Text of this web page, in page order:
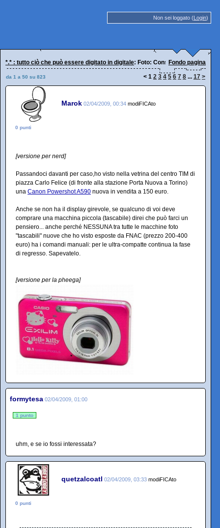
Non sei loggato (Login)
*.* : tutto ciò che può essere digitato in digitale: Foto: Consigli per gli acquisti
Fondo pagina
da 1 a 50 su 823 < 1 2 3 4 5 6 7 8 ... 17 >
Marok 02/04/2009, 00:34 modiFICAto
0 punti
[versione per nerd]
Passandoci davanti per caso,ho visto nella vetrina del centro TIM di
piazza Carlo Felice (di fronte alla stazione Porta Nuova a Torino)
una Canon Powershot A590 nuova in vendita a 150 euro.
Anche se non ha il display girevole, se qualcuno di voi deve
comprare una macchina piccola (tascabile) direi che può farci un
pensiero... anche perché NESSUNA tra tutte le macchine foto
"tascabili" nuove che ho visto esposte da FNAC (prezzo 200-400
euro) ha i comandi manuali: per le ultra-compatte continua la fase
di regresso. Sapevatelo.
[versione per la pheega]
formytesa 02/04/2009, 01:00
1 punto
uhm, e se io fossi interessata?
quetzalcoatl 02/04/2009, 03:33 modiFICAto
0 punti